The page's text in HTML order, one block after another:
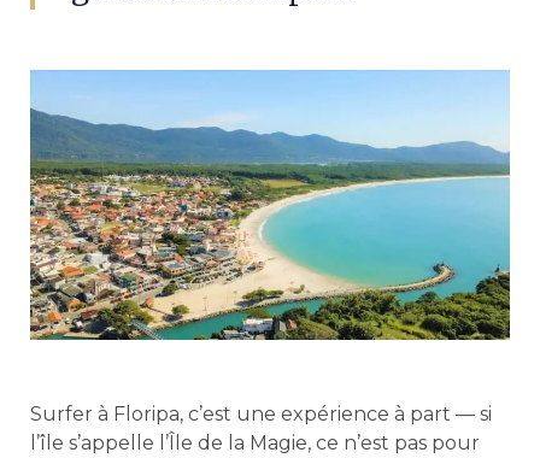
Surfer à Floripa, c’est une expérience à part — si
l’île s’appelle l’Île de la Magie, ce n’est pas pour